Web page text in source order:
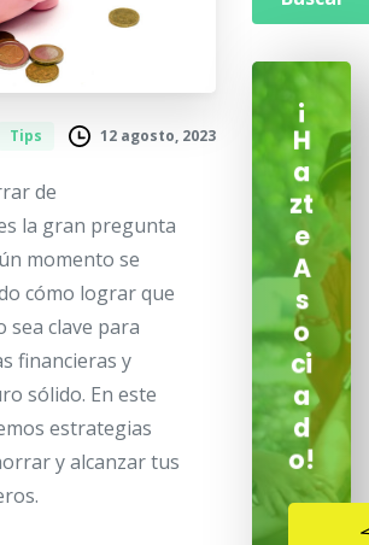
Tips 12 agosto, 2023
de
la gran pregunta
momento se
cómo lograr que
clave para
financieras y
sólido. En este
estrategias
y alcanzar tus
¡
H
a
zt
e
A
s
o
ci
a
d
o!